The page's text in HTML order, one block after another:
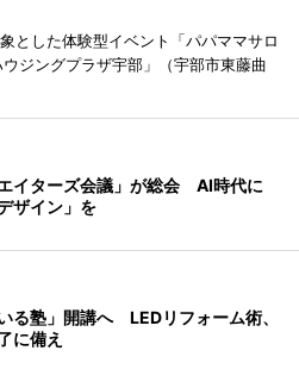
とした体験型イベント「パパママサロ
ジングプラザ宇部」（宇部市東藤曲
エイターズ会議」が総会 AI時代に
ザイン」を
る塾」開講へ LEDリフォーム術、
に備え